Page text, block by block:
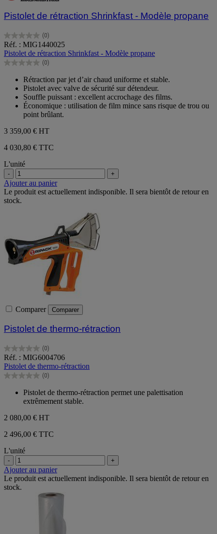
Pistolet de rétraction Shrinkfast - Modèle propane
(0)
0.0
sur
5
étoiles.
Réf. : MIG1440025
Pistolet de rétraction Shrinkfast - Modèle propane
(0)
0.0
étoiles.
Rétraction par jet d’air chaud uniforme et stable.
Pistolet avec valve de sécurité sur détendeur.
Souffle puissant : excellent accrochage des films.
Économique : utilisation de film mince sans risque de trou ou
point brûlant.
3 359,00 € HT
4 030,80 € TTC
L'unité
- +
Ajouter au panier
Le produit est actuellement indisponible. Il sera bientôt de retour en
stock.
Comparer Comparer
Pistolet de thermo-rétraction
(0)
0.0
sur
5
étoiles.
Réf. : MIG6004706
Pistolet de thermo-rétraction
(0)
0.0
étoiles.
Pistolet de thermo-rétraction permet une palettisation
extrêmement stable.
2 080,00 € HT
2 496,00 € TTC
L'unité
- +
Ajouter au panier
Le produit est actuellement indisponible. Il sera bientôt de retour en
stock.